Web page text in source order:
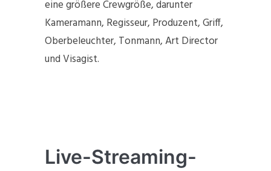
eine größere Crewgröße, darunter
Kameramann, Regisseur, Produzent, Griff,
Oberbeleuchter, Tonmann, Art Director
und Visagist.
Live-Streaming-